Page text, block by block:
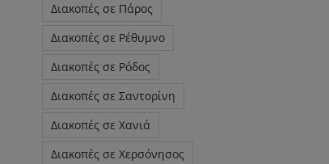
Διακοπές σε Πάρος
Διακοπές σε Ρέθυμνο
Διακοπές σε Ρόδος
Διακοπές σε Σαντορίνη
Διακοπές σε Χανιά
Διακοπές σε Χερσόνησος